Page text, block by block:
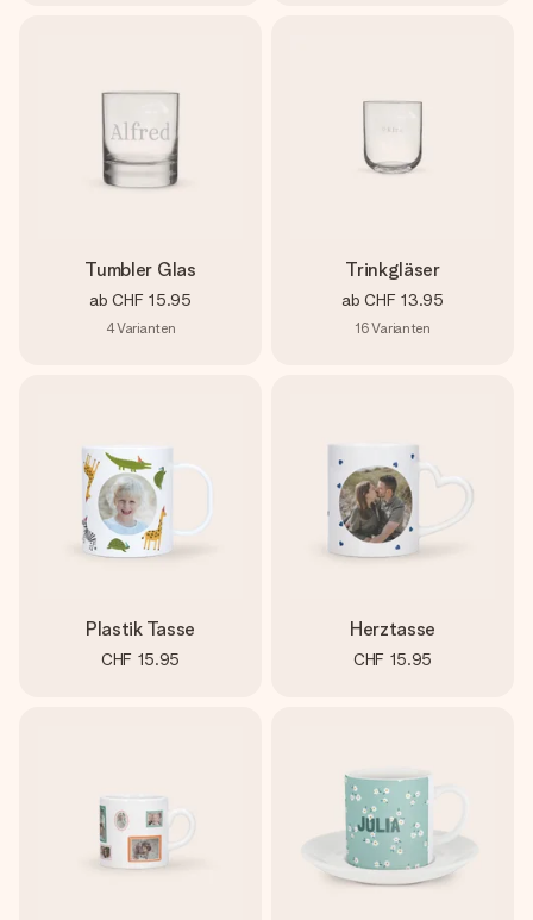
Tumbler Glas
ab CHF 15.95
4Varianten
Trinkgläser
ab CHF 13.95
16Varianten
Plastik Tasse
CHF 15.95
Herztasse
CHF 15.95